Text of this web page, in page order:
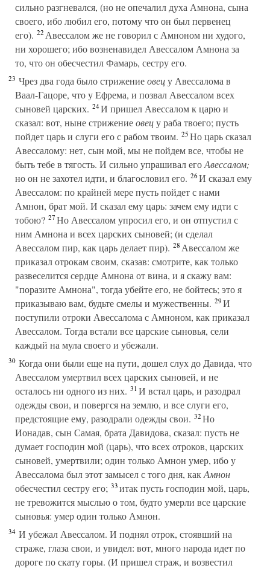
сильно разгневался, (но не опечалил духа Амнона, сына
своего, ибо любил его, потому что он был первенец
его). 22Авессалом же не говорил с Амноном ни худого,
ни хорошего; ибо возненавидел Авессалом Амнона за
то, что он обесчестил Фамарь, сестру его.
23 Чрез два года было стрижениеовецу Авессалома в
Ваал-Гацоре, что у Ефрема, и позвал Авессалом всех
сыновей царских. 24И пришел Авессалом к царю и
сказал: вот, ныне стрижениеовецу раба твоего; пусть
пойдет царь и слуги его с рабом твоим. 25Но царь сказал
Авессалому: нет, сын мой, мы не пойдем все, чтобы не
быть тебе в тягость. И сильно упрашивал егоАвессалом;
но он не захотел идти, и благословил его. 26И сказал ему
Авессалом: по крайней мере пусть пойдет с нами
Амнон, брат мой. И сказал ему царь: зачем ему идти с
тобою? 27Но Авессалом упросил его, и он отпустил с
ним Амнона и всех царских сыновей; (и сделал
Авессалом пир, как царь делает пир). 28Авессалом же
приказал отрокам своим, сказав: смотрите, как только
развеселится сердце Амнона от вина, и я скажу вам:
"поразите Амнона", тогда убейте его, не бойтесь; это я
приказываю вам, будьте смелы и мужественны. 29И
поступили отроки Авессалома с Амноном, как приказал
Авессалом. Тогда встали все царские сыновья, сели
каждый на мула своего и убежали.
30 Когда они были еще на пути, дошел слух до Давида, что
Авессалом умертвил всех царских сыновей, и не
осталось ни одного из них. 31И встал царь, и разодрал
одежды свои, и повергся на землю, и все слуги его,
предстоящие ему, разодрали одежды свои. 32Но
Ионадав, сын Самая, брата Давидова, сказал: пусть не
думает господин мой (царь), что всех отроков, царских
сыновей, умертвили; один только Амнон умер, ибо у
Авессалома был этот замысел с того дня, какАмнон
обесчестил сестру его; 33итак пусть господин мой, царь,
не тревожится мыслью о том, будто умерли все царские
сыновья: умер один только Амнон.
34 И убежал Авессалом. И поднял отрок, стоявший на
страже, глаза свои, и увидел: вот, много народа идет по
дороге по скату горы. (И пришел страж, и возвестил